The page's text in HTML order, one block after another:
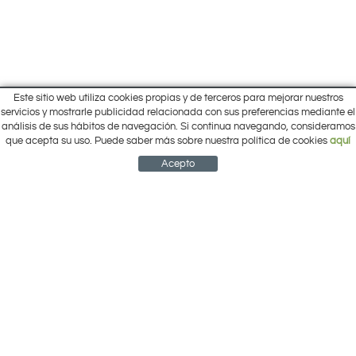
Inicio
Ofertas
Marcas
Pol. Cantalgallo Calle A Naves 10-12
ARACENA (Huelva)
959 12 63 64
info@electrobricogarden.com
CUENTA CESTA
Este sitio web utiliza cookies propias y de terceros para mejorar nuestros
servicios y mostrarle publicidad relacionada con sus preferencias mediante el
análisis de sus hábitos de navegación. Si continua navegando, consideramos
que acepta su uso. Puede saber más sobre nuestra política de cookies aquí
Acepto